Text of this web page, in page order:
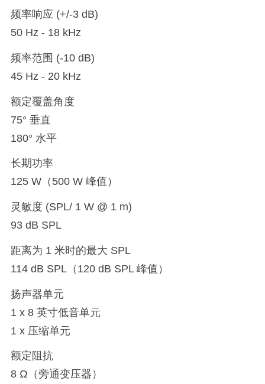
频率响应 (+/-3 dB)
50 Hz - 18 kHz
频率范围 (-10 dB)
45 Hz - 20 kHz
额定覆盖角度
75° 垂直
180° 水平
长期功率
125 W（500 W 峰值）
灵敏度 (SPL/ 1 W @ 1 m)
93 dB SPL
距离为 1 米时的最大 SPL
114 dB SPL（120 dB SPL 峰值）
扬声器单元
1 x 8 英寸低音单元
1 x 压缩单元
额定阻抗
8 Ω（旁通变压器）